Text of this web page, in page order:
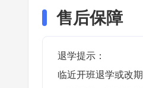
售后保障
退学提示：
临近开班退学或改